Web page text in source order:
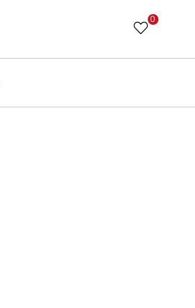
Skip
Content
0